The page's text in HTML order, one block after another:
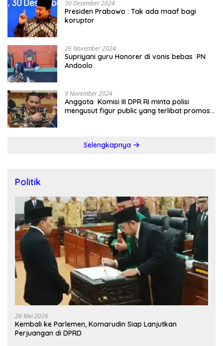
30 Desember 2024
Presiden Prabowo : Tak ada maaf bagi
koruptor
26 November 2024
Supriyani guru Honorer di vonis bebas PN
Andoolo
9 November 2024
Anggota Komisi III DPR RI minta polisi
mengusut figur public yang terlibat promosi
Selengkapnya
Politik
26 Mei 2026
Kembali ke Parlemen, Komarudin Siap Lanjutkan
Perjuangan di DPRD